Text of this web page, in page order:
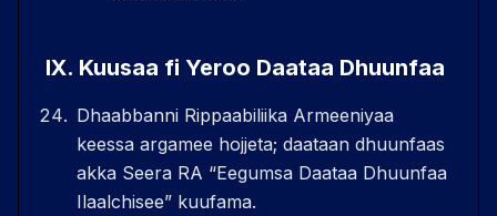
IX. Kuusaa fi Yeroo Daataa Dhuunfaa
Dhaabbanni Rippaabiliika Armeeniyaa
keessa argamee hojjeta; daataan dhuunfaas
akka Seera RA “Eegumsa Daataa Dhuunfaa
Ilaalchisee” kuufama.